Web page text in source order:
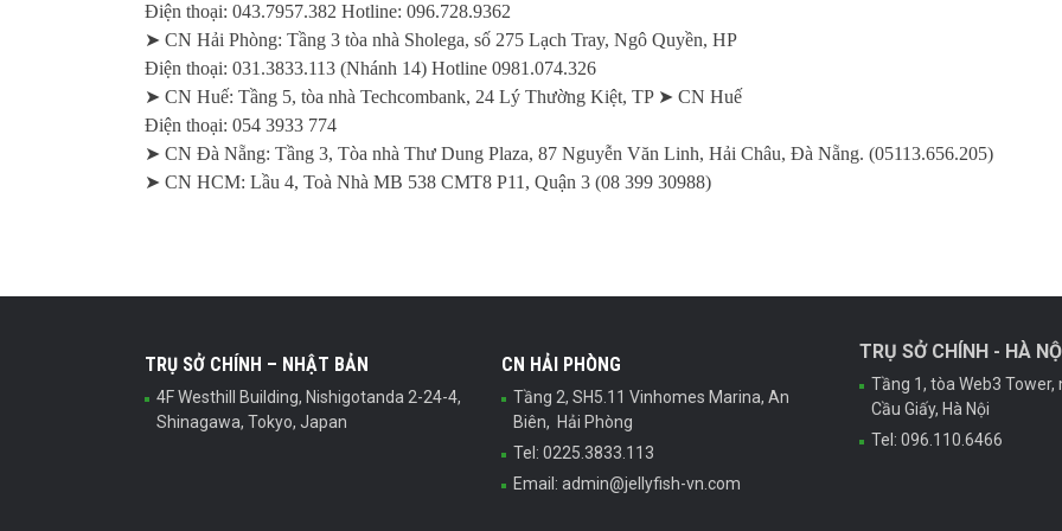
Điện thoại: 043.7957.382 Hotline: 096.728.9362
➤ CN Hải Phòng: Tầng 3 tòa nhà Sholega, số 275 Lạch Tray, Ngô Quyền, HP
Điện thoại: 031.3833.113 (Nhánh 14) Hotline 0981.074.326
➤ CN Huế: Tầng 5, tòa nhà Techcombank, 24 Lý Thường Kiệt, TP ➤ CN Huế
Điện thoại: 054 3933 774
➤ CN Đà Nẵng: Tầng 3, Tòa nhà Thư Dung Plaza, 87 Nguyễn Văn Linh, Hải Châu, Đà Nẵng. (05113.656.205)
➤ CN HCM: Lầu 4, Toà Nhà MB 538 CMT8 P11, Quận 3 (08 399 30988)
TRỤ SỞ CHÍNH – NHẬT BẢN
4F Westhill Building, Nishigotanda 2-24-4,
Shinagawa, Tokyo, Japan
CN HẢI PHÒNG
Tầng 2, SH5.11 Vinhomes Marina, An
Biên, Hải Phòng
Tel: 0225.3833.113
Email: admin@jellyfish-vn.com
TRỤ SỞ CHÍNH - HÀ
Tầng 1, tòa Web3 Tower,
Cầu Giấy, Hà Nội
Tel: 096.110.6466